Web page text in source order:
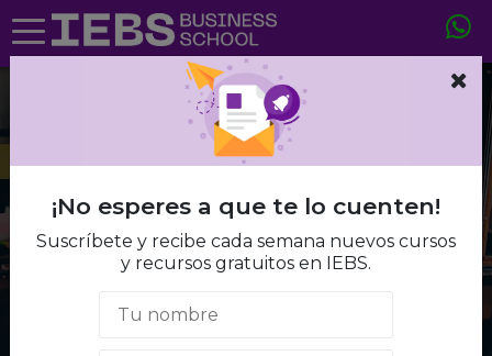
AGILE Y SCRUM
¿Qué es un Agile
Coach y qué funciones
tiene?
¡No esperes a que te lo cuenten!
Suscríbete y recibe cada semana nuevos cursos
y recursos gratuitos en IEBS.